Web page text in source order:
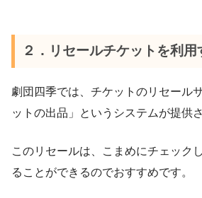
２．リセールチケットを利用
劇団四季では、チケットのリセール
ットの出品」というシステムが提供
このリセールは、こまめにチェック
ることができるのでおすすめです。